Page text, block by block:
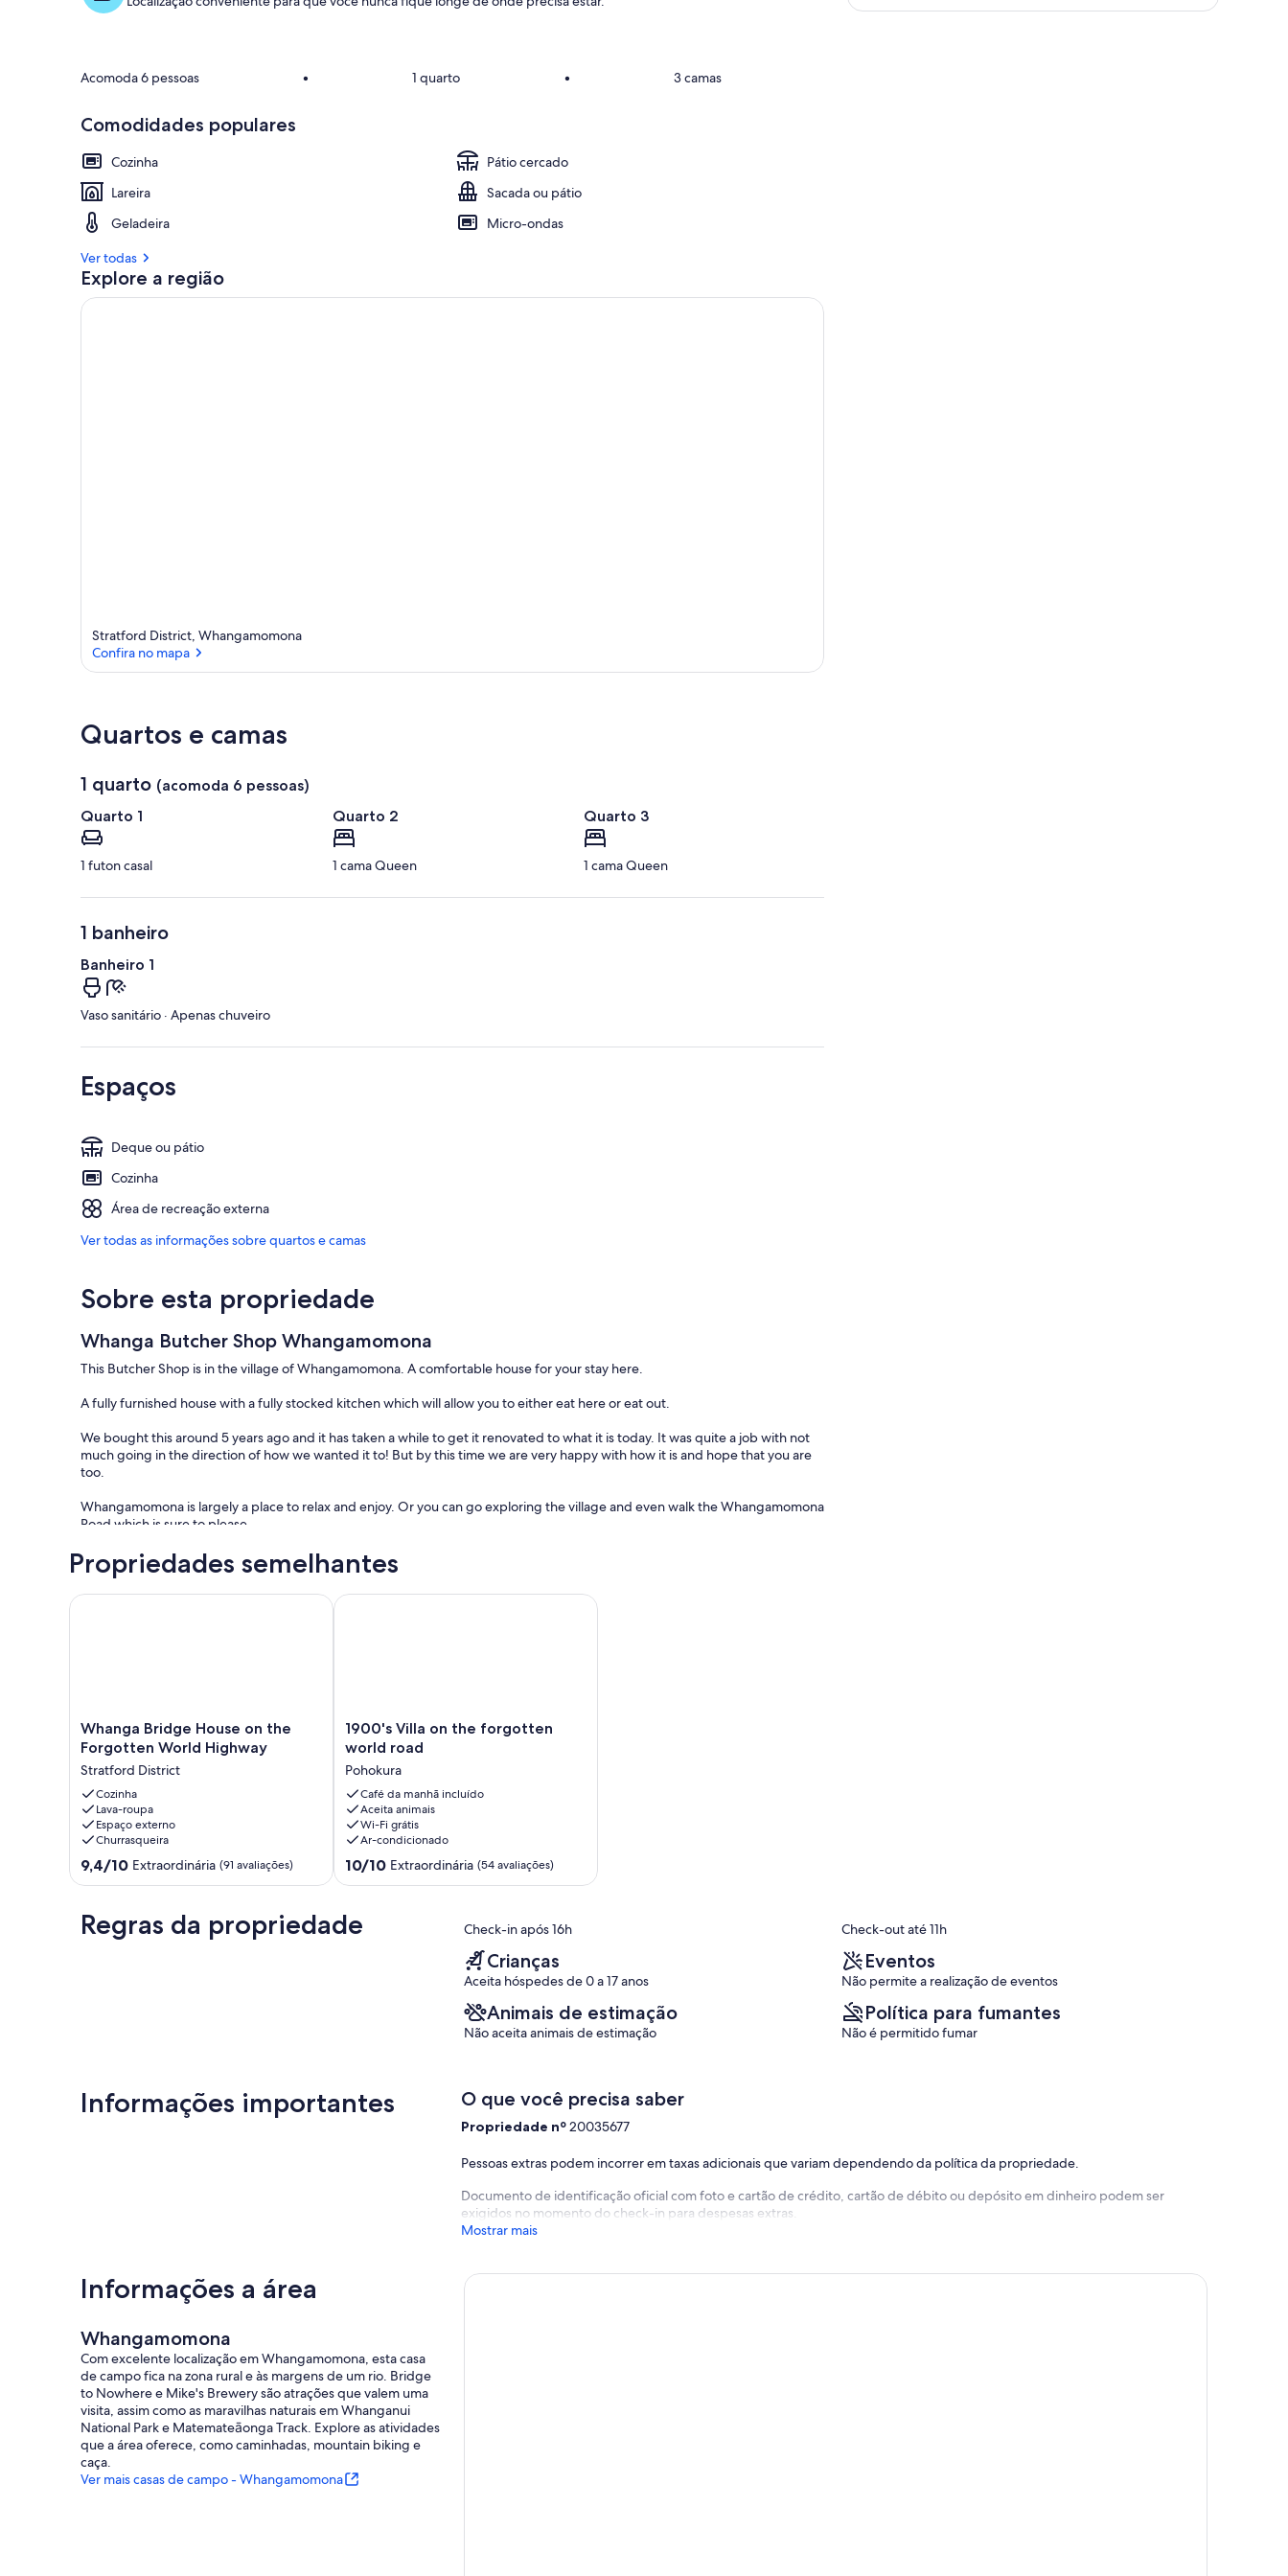
Acomoda 6 pessoas • 1 quarto • 3 camas
Comodidades populares
Cozinha
Pátio cercado
Lareira
Sacada ou pátio
Geladeira
Micro-ondas
Ver todas
Explore a região
Stratford District, Whangamomona
Confira no mapa
Quartos e camas
1 quarto (acomoda 6 pessoas)
Quarto 1
1 futon casal
Quarto 2
1 cama Queen
Quarto 3
1 cama Queen
1 banheiro
Banheiro 1
Vaso sanitário · Apenas chuveiro
Espaços
Deque ou pátio
Cozinha
Área de recreação externa
Ver todas as informações sobre quartos e camas
Sobre esta propriedade
Whanga Butcher Shop Whangamomona
This Butcher Shop is in the village of Whangamomona. A comfortable house for your stay here.
A fully furnished house with a fully stocked kitchen which will allow you to either eat here or eat out.
We bought this around 5 years ago and it has taken a while to get it renovated to what it is today. It was quite a job with not
much going in the direction of how we wanted it to! But by this time we are very happy with how it is and hope that you are
too.
Whangamomona is largely a place to relax and enjoy. Or you can go exploring the village and even walk the Whangamomona
Road which is sure to please.
There are many points of history around this area with a lot of wonderful pictures to view in the McCluggage Store, right next
door.
We have a library of books for you to enjoy reading and a good few magazines to get through. Games are stacked on the
Propriedades semelhantes
Whanga
Bridge
House
on
the
Forgotten
World
Highway
Stratford
District
Whanga Bridge House on the
Forgotten World Highway
Stratford District
Cozinha
Lava-roupa
Espaço externo
Churrasqueira
9.4
de
Extraordinária,
(91
9,4/10 Extraordinária (91 avaliações)
Whanga Bridge House on the Forgotten World Highway
1900's
Villa
the
forgotten
world
road
Pohokura
1900's Villa on the forgotten
world road
Pohokura
Café da manhã incluído
Aceita animais
Wi-Fi grátis
Ar-condicionado
10.0
de
Extraordinária,
(54
10/10 Extraordinária (54 avaliações)
1900's Villa on the forgotten world road
Regras da propriedade Check-in após 16h Check-out até 11h
Crianças
Aceita hóspedes de 0 a 17 anos
Eventos
Não permite a realização de eventos
Animais de estimação
Não aceita animais de estimação
Política para fumantes
Não é permitido fumar
Informações importantes O que você precisa saber
Propriedade nº20035677
Pessoas extras podem incorrer em taxas adicionais que variam dependendo da política da propriedade.
Documento de identificação oficial com foto e cartão de crédito, cartão de débito ou depósito em dinheiro podem ser
exigidos no momento do check-in para despesas extras.
Mostrar mais
Informações a área
Whangamomona
Com excelente localização em Whangamomona, esta casa
de campo fica na zona rural e às margens de um rio. Bridge
to Nowhere e Mike's Brewery são atrações que valem uma
visita, assim como as maravilhas naturais em Whanganui
National Park e Matemateāonga Track. Explore as atividades
que a área oferece, como caminhadas, mountain biking e
caça.
Ver mais casas de campo - Whangamomona